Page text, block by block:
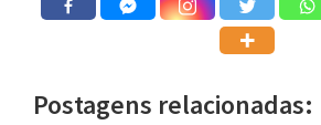
a que ela não ouvisseo barulho
uanto atravessavam o osso
geis mãos e pés dele.”
Postagens relacionadas: